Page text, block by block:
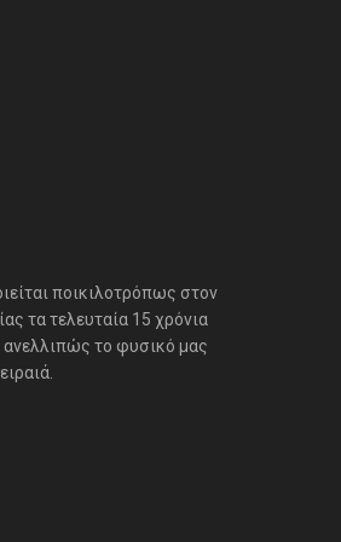
ποικιλοτρόπως στον
τα τελευταία 15 χρόνια
ανελλιπώς το φυσικό μας